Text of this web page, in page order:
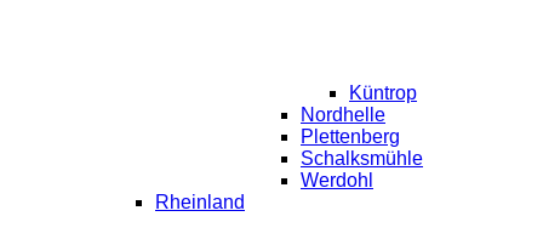
Küntrop
Nordhelle
Plettenberg
Schalksmühle
Werdohl
Rheinland